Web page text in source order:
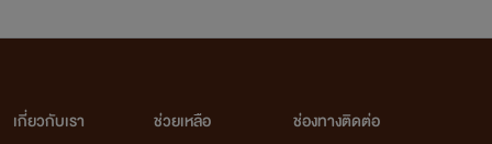
เกี่ยวกับเรา
ช่วยเหลือ
ช่องทางติดต่อ